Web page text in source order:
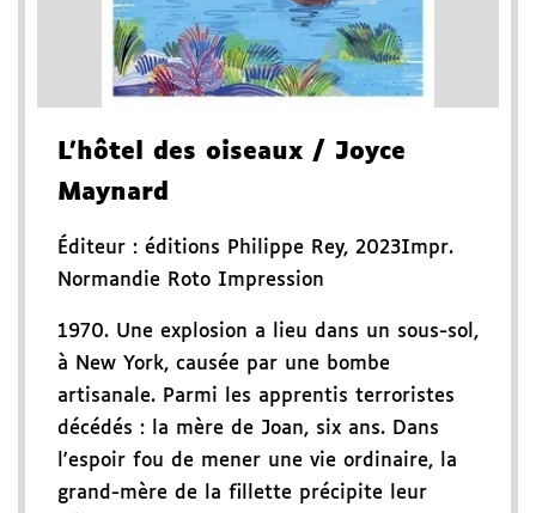
L'hôtel des oiseaux / Joyce
Maynard
Éditeur : éditions Philippe Rey, 2023Impr.
Normandie Roto Impression
1970. Une explosion a lieu dans un sous-sol,
à New York, causée par une bombe
artisanale. Parmi les apprentis terroristes
décédés : la mère de Joan, six ans. Dans
l'espoir fou de mener une vie ordinaire, la
grand-mère de la fillette précipite leur